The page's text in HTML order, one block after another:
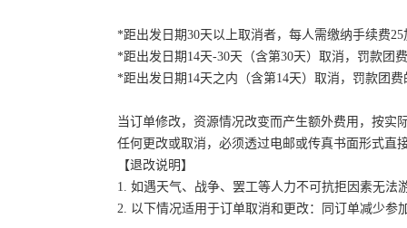
*距出发日期30天以上取消者，每人需缴纳手续费
*距出发日期14天-30天（含第30天）取消，罚款团
*距出发日期14天之内（含第14天）取消，罚款团费
当订单修改，资源情况改变而产生额外费用，按实
任何更改或取消，必须透过电邮或传真书面形式直
【退改说明】
1. 如遇天气、战争、罢工等人力不可抗拒因素无
2. 以下情况适用于订单取消和更改：同订单减少